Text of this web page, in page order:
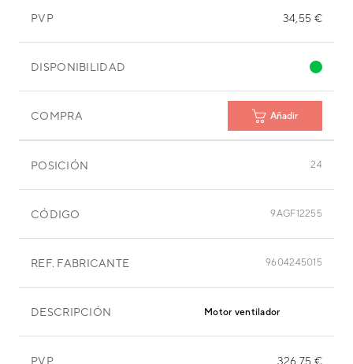
PVP 34,55 €
DISPONIBILIDAD
COMPRA Añadir
POSICIÓN 24
CÓDIGO 9AGF12255
REF. FABRICANTE 9604245015
DESCRIPCIÓN Motor ventilador
PVP 326,75 €